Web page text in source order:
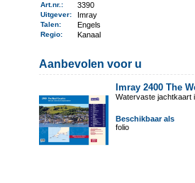
Art.nr. : 3390
Uitgever: Imray
Talen: Engels
Regio: Kanaal
Aanbevolen voor u
Imray 2400 The
Watervaste jachtkaart
Beschikbaar als
folio